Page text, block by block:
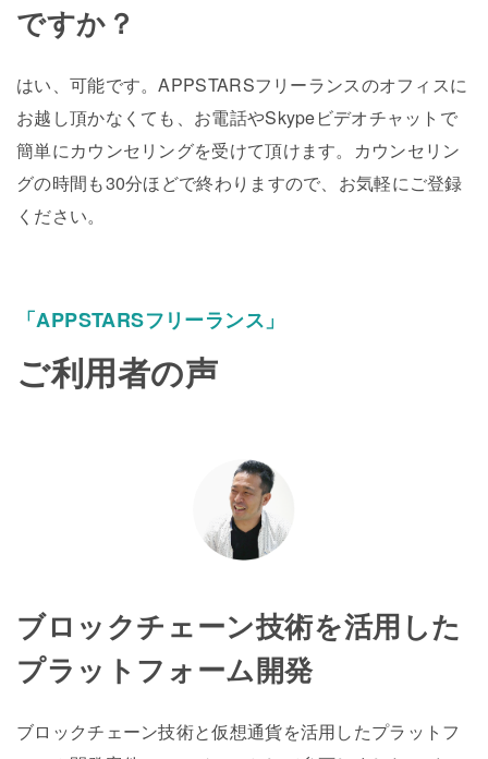
ですか？
はい、可能です。APPSTARSフリーランスのオフィスに
お越し頂かなくても、お電話やSkypeビデオチャットで
簡単にカウンセリングを受けて頂けます。カウンセリン
グの時間も30分ほどで終わりますので、お気軽にご登録
ください。
「APPSTARSフリーランス」
ご利用者の声
ブロックチェーン技術を活用した
プラットフォーム開発
ブロックチェーン技術と仮想通貨を活用したプラットフ